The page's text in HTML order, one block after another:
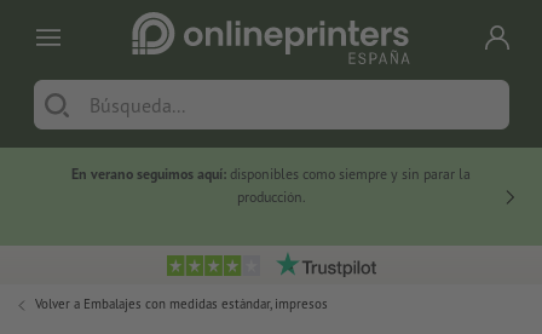
En verano seguimos aquí: disponibles como siempre y sin parar la
producción.
Volver a Embalajes con medidas estándar, impresos